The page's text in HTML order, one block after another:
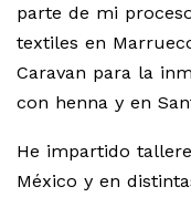
parte de mi
textiles en
Caravan para la
con henna y en
He impartido
México y en